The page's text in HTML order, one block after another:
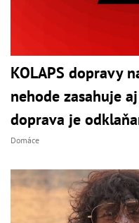
KOLAPS dopravy
nehode zasahuje
doprava je
Domáce